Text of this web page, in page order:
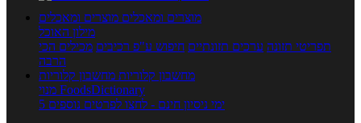
מוצרים ומאכלים מוצרים ומאכלים
מילון האוכל
תפריטי תזונה ערכים תזונתיים חיפוש ע"פ רכיבים מכילים הכי
הרבה
מחשבון קלוריות מחשבון קלוריות
מנוי FoodsDictionary
5 ימי ניסיון חינם - לחצו לפרטים נוספים